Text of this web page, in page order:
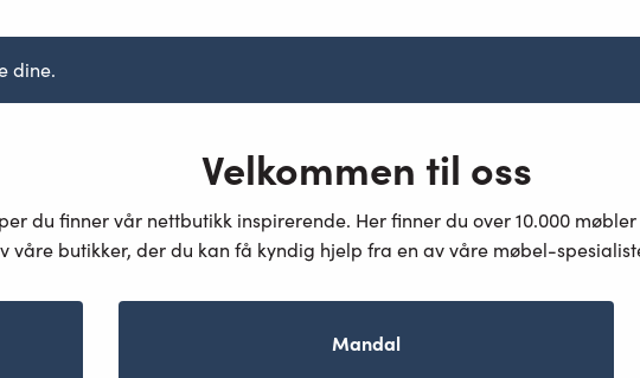
dine.
Velkommen til oss
du finner vår nettbutikk inspirerende. Her finner du over 10.000
våre butikker, der du kan få kyndig hjelp fra en av våre møbel-
Mandal